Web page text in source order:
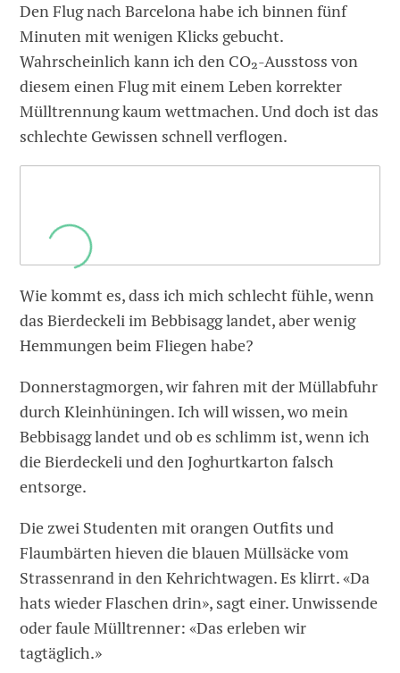
Den Flug nach Barcelona habe ich binnen fünf
Minuten mit wenigen Klicks gebucht.
Wahrscheinlich kann ich den CO₂-Ausstoss von
diesem einen Flug mit einem Leben korrekter
Mülltrennung kaum wettmachen. Und doch ist das
schlechte Gewissen schnell verflogen.
Wie kommt es, dass ich mich schlecht fühle, wenn
das Bierdeckeli im Bebbisagg landet, aber wenig
Hemmungen beim Fliegen habe?
Donnerstagmorgen, wir fahren mit der Müllabfuhr
durch Kleinhüningen. Ich will wissen, wo mein
Bebbisagg landet und ob es schlimm ist, wenn ich
die Bierdeckeli und den Joghurtkarton falsch
entsorge.
Die zwei Studenten mit orangen Outfits und
Flaumbärten hieven die blauen Müllsäcke vom
Strassenrand in den Kehrichtwagen. Es klirrt. «Da
hats wieder Flaschen drin», sagt einer. Unwissende
oder faule Mülltrenner: «Das erleben wir
tagtäglich.»